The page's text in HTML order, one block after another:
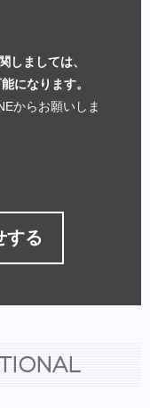
しましては、
になります。
からお願いしま
する